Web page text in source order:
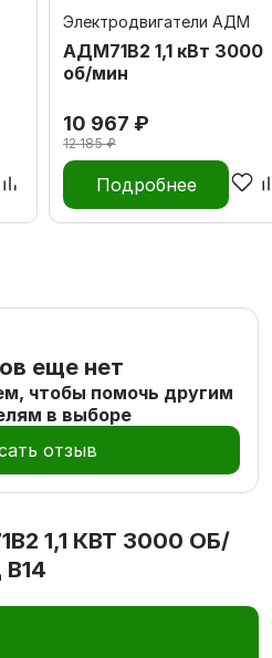
Электродвигатели АДМ
АДМ71В2 1,1 кВт 3000
об/мин
10 967 ₽
12 185 ₽
Подробнее
еще нет
чтобы помочь другим
в выборе
отзыв
1,1 КВТ 3000 ОБ/